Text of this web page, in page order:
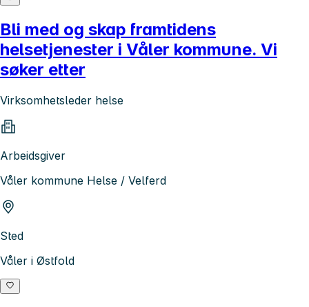
Bli med og skap framtidens
helsetjenester i Våler kommune. Vi
søker etter
Virksomhetsleder helse
Arbeidsgiver
Våler kommune Helse / Velferd
Sted
Våler i Østfold